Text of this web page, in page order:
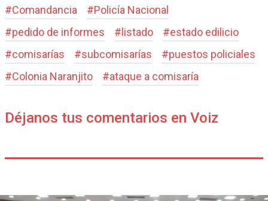
#Comandancia #Policía Nacional
#pedido de informes # listado #estado edilicio
#comisarías #subcomisarías #puestos policiales
#Colonia Naranjito #ataque a comisaría
Déjanos tus comentarios en Voiz